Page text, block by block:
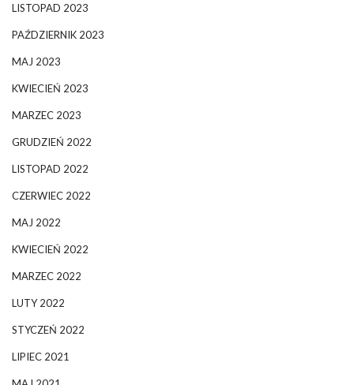
LISTOPAD 2023
PAŹDZIERNIK 2023
MAJ 2023
KWIECIEŃ 2023
MARZEC 2023
GRUDZIEŃ 2022
LISTOPAD 2022
CZERWIEC 2022
MAJ 2022
KWIECIEŃ 2022
MARZEC 2022
LUTY 2022
STYCZEŃ 2022
LIPIEC 2021